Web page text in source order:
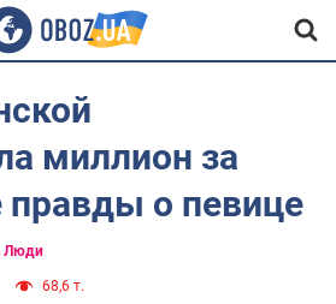
миллион за
правды о певице
Люди
68,6 т.